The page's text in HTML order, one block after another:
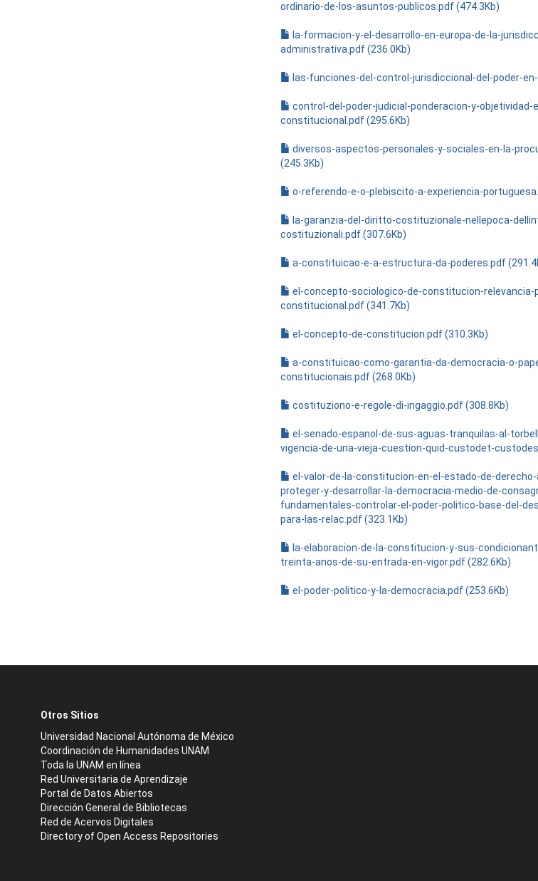
ordinario-de-los-asuntos-publicos.pdf (474.3Kb)
la-formacion-y-el-desarrollo-en-europa-de-la-
administrativa.pdf (236.0Kb)
las-funciones-del-control-jurisdiccional-del-poder-
control-del-poder-judicial-ponderacion-y-objetividad-
constitucional.pdf (295.6Kb)
diversos-aspectos-personales-y-sociales-en-la-
(245.3Kb)
o-referendo-e-o-plebiscito-a-experiencia-
la-garanzia-del-diritto-costituzionale-nellepoca-
costituzionali.pdf (307.6Kb)
a-constituicao-e-a-estructura-da-poderes.pdf
el-concepto-sociologico-de-constitucion-
constitucional.pdf (341.7Kb)
el-concepto-de-constitucion.pdf (310.3Kb)
a-constituicao-como-garantia-da-democracia-o-
constitucionais.pdf (268.0Kb)
costituziono-e-regole-di-ingaggio.pdf (308.8Kb)
el-senado-espanol-de-sus-aguas-tranquilas-al-
vigencia-de-una-vieja-cuestion-quid-custodet-
el-valor-de-la-constitucion-en-el-estado-de-
proteger-y-desarrollar-la-democracia-medio-de-
fundamentales-controlar-el-poder-politico-base-del-
para-las-relac.pdf (323.1Kb)
la-elaboracion-de-la-constitucion-y-sus-
treinta-anos-de-su-entrada-en-vigor.pdf (282.6Kb)
el-poder-politico-y-la-democracia.pdf (253.6Kb)
Otros Sitios
Universidad Nacional Autónoma de México
Coordinación de Humanidades UNAM
Toda la UNAM en línea
Red Universitaria de Aprendizaje
Portal de Datos Abiertos
Dirección General de Bibliotecas
Red de Acervos Digitales
Directory of Open Access Repositories